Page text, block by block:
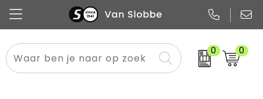
0 0
Alle categorieën
Pennen
Flessen
Meest gekozen
Boodschappen- en draagtassen